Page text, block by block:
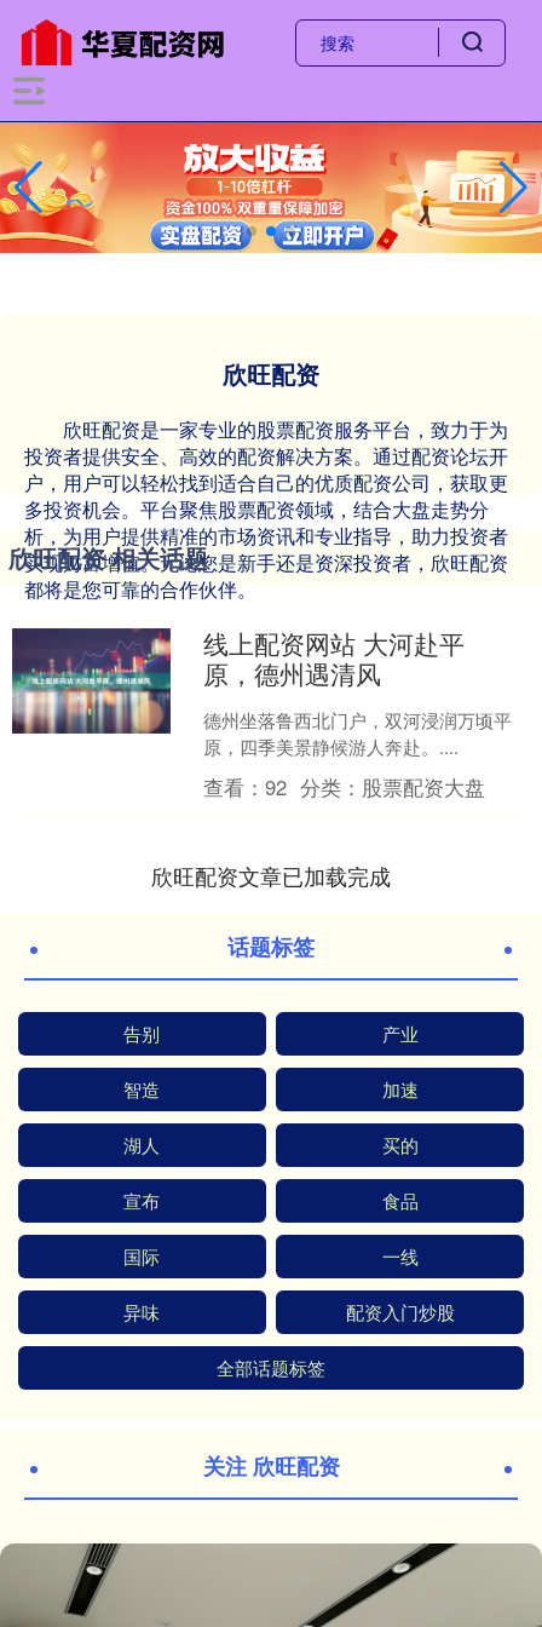
欣旺配资
欣旺配资是一家专业的股票配资服务平台，致力于为
投资者提供安全、高效的配资解决方案。通过配资论坛开
户，用户可以轻松找到适合自己的优质配资公司，获取更
多投资机会。平台聚焦股票配资领域，结合大盘走势分
析，为用户提供精准的市场资讯和专业指导，助力投资者
实现财富增值。无论您是新手还是资深投资者，欣旺配资
都将是您可靠的合作伙伴。
欣旺配资 相关话题
线上配资网站 大河赴平
原，德州遇清风
德州坐落鲁西北门户，双河浸润万顷平
原，四季美景静候游人奔赴。....
查看：92 分类： 股票配资大盘
欣旺配资文章已加载完成
话题标签
告别 产业
智造 加速
湖人 买的
宣布 食品
国际 一线
异味 配资入门炒股
全部话题标签
关注 欣旺配资